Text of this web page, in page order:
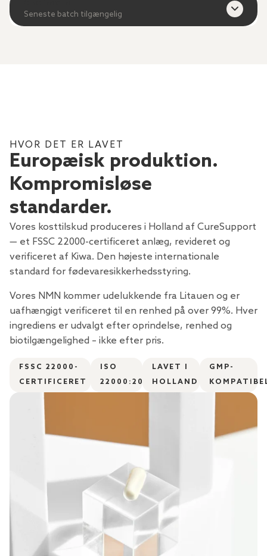
Seneste batch tilgængelig
HVOR DET ER LAVET
Europæisk produktion.
Kompromisløse
standarder.
Vores kosttilskud produceres i Holland af CureSupport
— et FSSC 22000-certificeret anlæg, revideret og
verificeret af Kiwa. Den højeste internationale
standard for fødevaresikkerhedsstyring.
Vores NMN kommer udelukkende fra Litauen og er
uafhængigt verificeret til en renhed på over 99%. Hver
ingrediens er udvalgt efter oprindelse, renhed og
biotilgængelighed – ikke efter pris.
FSSC 22000-
CERTIFICERET
ISO
22000:2018
LAVET I
HOLLAND
GMP-